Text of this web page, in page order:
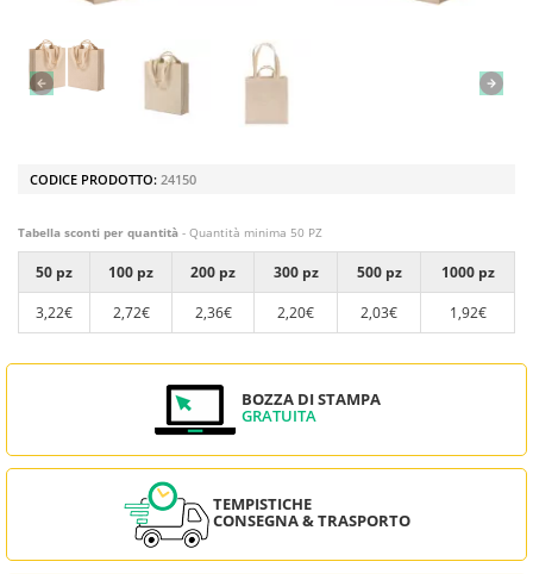
CODICE PRODOTTO: 24150
Tabella sconti per quantità - Quantità minima 50 PZ
50 pz 100 pz 200 pz 300 pz 500 pz
1000 pz
3,22€
2,72€ 2,36€ 2,20€ 2,03€ 1,92€
BOZZA DI STAMPA
GRATUITA
TEMPISTICHE
CONSEGNA & TRASPORTO